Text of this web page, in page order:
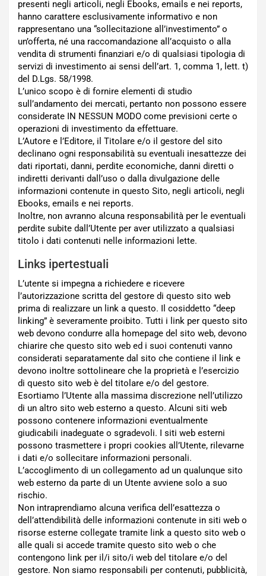
presenti negli articoli, negli Ebooks, emails e nei reports,
hanno carattere esclusivamente informativo e non
rappresentano una “sollecitazione all’investimento” o
un’offerta, né una raccomandazione all’acquisto o alla
vendita di strumenti finanziari e/o di qualsiasi tipologia di
servizi di investimento ai sensi dell’art. 1, comma 1, lett. t)
del D.Lgs. 58/1998.
L’unico scopo è di fornire elementi di studio
sull’andamento dei mercati, pertanto non possono essere
considerate IN NESSUN MODO come previsioni certe o
operazioni di investimento da effettuare.
L’Autore e l’Editore, il Titolare e/o il gestore del sito
declinano ogni responsabilità su eventuali inesattezze dei
dati riportati, danni, perdite economiche, danni diretti o
indiretti derivanti dall’uso o dalla divulgazione delle
informazioni contenute in questo Sito, negli articoli, negli
Ebooks, emails e nei reports.
Inoltre, non avranno alcuna responsabilità per le eventuali
perdite subite dall’Utente per aver utilizzato a qualsiasi
titolo i dati contenuti nelle informazioni lette.
Links ipertestuali
L’utente si impegna a richiedere e ricevere
l’autorizzazione scritta del gestore di questo sito web
prima di realizzare un link a questo. Il cosiddetto “deep
linking” è severamente proibito. Tutti i link per questo sito
web devono condurre alla homepage del sito web, devono
chiarire che questo sito web ed i suoi contenuti vanno
considerati separatamente dal sito che contiene il link e
devono inoltre sottolineare che la proprietà e l’esercizio
di questo sito web è del titolare e/o del gestore.
Esortiamo l’Utente alla massima discrezione nell’utilizzo
di un altro sito web esterno a questo. Alcuni siti web
possono contenere informazioni eventualmente
giudicabili inadeguate o sgradevoli. I siti web esterni
possono trasmettere i propri cookies all’Utente, rilevarne
i dati e/o sollecitare informazioni personali.
L’accoglimento di un collegamento ad un qualunque sito
web esterno da parte di un Utente avviene solo a suo
rischio.
Non intraprendiamo alcuna verifica dell’esattezza o
dell’attendibilità delle informazioni contenute in siti web o
risorse esterne collegate tramite link a questo sito web o
alle quali si accede tramite questo sito web o che
contengono link per il/i sito/i web del titolare e/o del
gestore. Non siamo responsabili per contenuti, pubblicità,